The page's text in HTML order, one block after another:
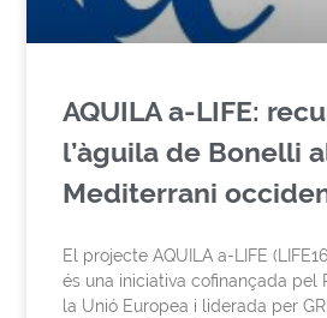
AQUILA a-LIFE:
l’àguila de Bonelli
Mediterrani
El projecte AQUILA a-LIFE
és una iniciativa cofinançada pel
la Unió Europea i liderada per